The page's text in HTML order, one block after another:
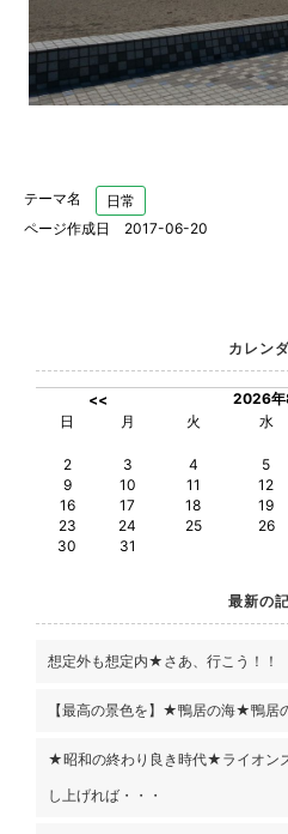
テーマ名
日常
ページ作成日 2017-06-20
カレン
<<
2026年
日
月 火 水
2
3 4 5
9
10 11 12
16
17 18 19
23
24 25 26
30
31
最新の
想定外も想定内★さあ、行こう！！
【最高の景色を】★鴨居の海★鴨居
★昭和の終わり良き時代★ライオン
し上げれば・・・